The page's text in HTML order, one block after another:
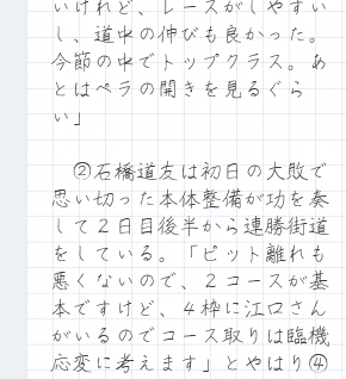
いけれど、レースがしやすい
し、道中の伸びも良かった。
今節の中でトップクラス。あ
とはペラの開きを見るぐら
い」
②石橋道友は初日の大敗で
思い切った本体整備が功を奏
して２日目後半から連勝街道
をしている。「ピット離れも
悪くないので、２コースが基
本ですけど、４枠に江口さん
がいるのでコース取りは臨機
応変に考えます」とやはり④